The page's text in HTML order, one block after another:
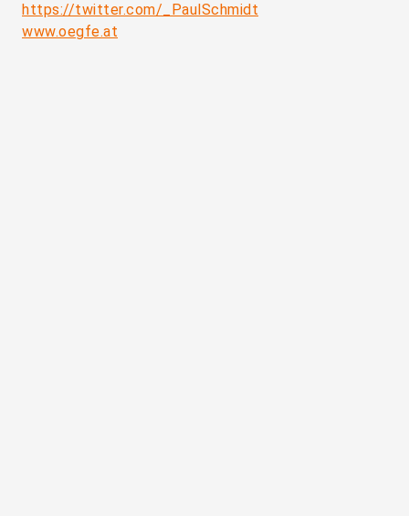
https://twitter.com/_PaulSchmidt
www.oegfe.at